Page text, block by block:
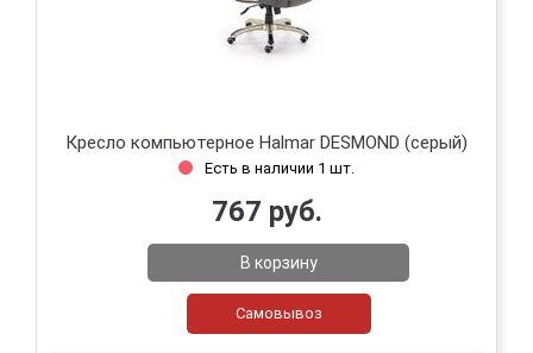
Кресло компьютерное Halmar DESMOND (серый)
Есть в наличии 1 шт.
767 руб.
В корзину
Самовывоз